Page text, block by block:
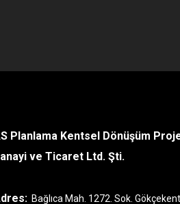
Planlama Kentsel Dönüşüm
ve Ticaret Ltd. Şti.
Bağlıca Mah. 1272. Sok.